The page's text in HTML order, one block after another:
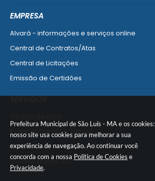
Prefeitura Municipal de São Luís - MA e os cookies:
nosso site usa cookies para melhorar a sua
experiência de navegação. Ao continuar você
concorda com a nossa Política de Cookies e
Privacidade.
EMPRESA
Alvará - informações e serviços online
Central de Contratos/Atas
Central de Licitações
Emissão de Certidões
SERVIDOR
Portal do Servidor (Novo)
Portal do Servidor (Antigo)
Usuário Interno SEI!